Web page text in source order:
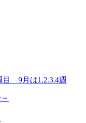
9月は1.2.3.4週